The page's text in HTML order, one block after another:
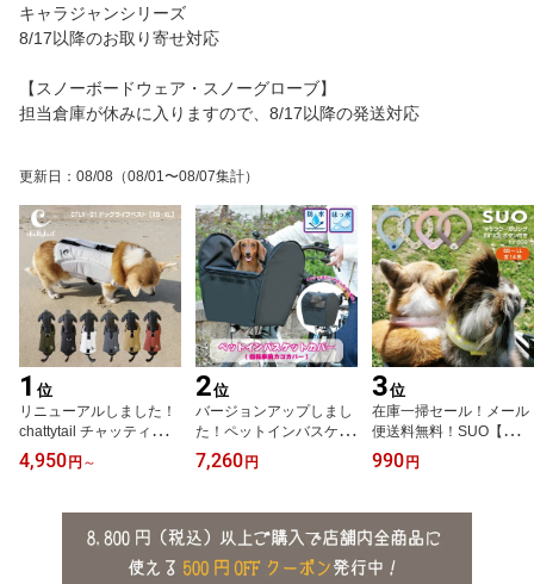
キャラジャンシリーズ
8/17以降のお取り寄せ対応
【スノーボードウェア・スノーグローブ】
担当倉庫が休みに入りますので、8/17以降の発送対応
更新日 ： 08/08 （08/01〜08/07集計）
1 位
リニューアルしました！
chattytail チャッティーテ
イルアウトドアに！海
に！川に！ドッグライフ
サ【犬 ライフジャケット
浮き輪 救命胴衣 可愛い
小型犬 小型犬 中型犬 大
4,950 円 ～
2位
バージョンアップしまし
た！ペットインバスケッ
トカバー ペット用自転車
前カゴカバーKPET-110
ットキャリー ペット 乗
せる 自転車 可愛い オ
り付け簡単 大容量 お買
7,260 円
3位
在庫一掃セール！メール
便送料無料！SUO【ス
オ】 SUO RING for dogs
28°ICE ボタン付SS～LL
ネック 首掛け クール バ
ンド クールネック 解熱
ット 犬 アウトドア 首も
990 円